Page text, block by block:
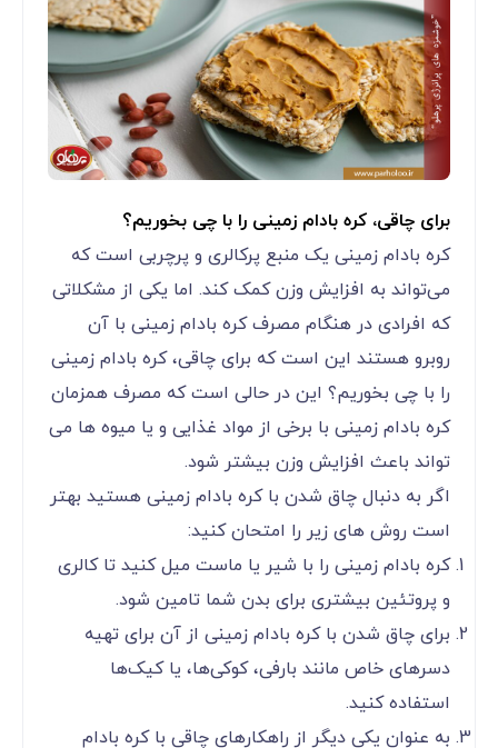
برای چاقی، کره بادام زمینی را با چی بخوریم؟
کره بادام زمینی یک منبع پرکالری و پرچربی است که
می‌تواند به افزایش وزن کمک کند. اما یکی از مشکلاتی
که افرادی در هنگام مصرف کره بادام زمینی با آن
روبرو هستند این است که برای چاقی، کره بادام زمینی
را با چی بخوریم؟ این در حالی است که مصرف همزمان
کره بادام زمینی با برخی از مواد غذایی و یا میوه ها می
تواند باعث افزایش وزن بیشتر شود.
اگر به دنبال چاق شدن با کره بادام زمینی هستید بهتر
است روش های زیر را امتحان کنید:
کره بادام زمینی را با شیر یا ماست میل کنید تا کالری
و پروتئین بیشتری برای بدن شما تامین شود.
برای چاق شدن با کره بادام زمینی از آن برای تهیه
دسرهای خاص مانند بارفی، کوکی‌ها، یا کیک‌ها
استفاده کنید.
به عنوان یکی دیگر از راهکارهای چاقی با کره بادام